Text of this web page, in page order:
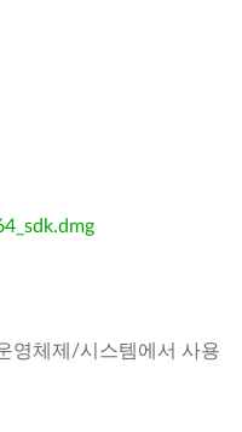
영체제/시스템에서 사용